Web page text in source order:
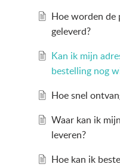
Hoe worden
geleverd?
Kan ik mijn
bestelling nog
Hoe snel
Waar kan ik
leveren?
Hoe kan ik